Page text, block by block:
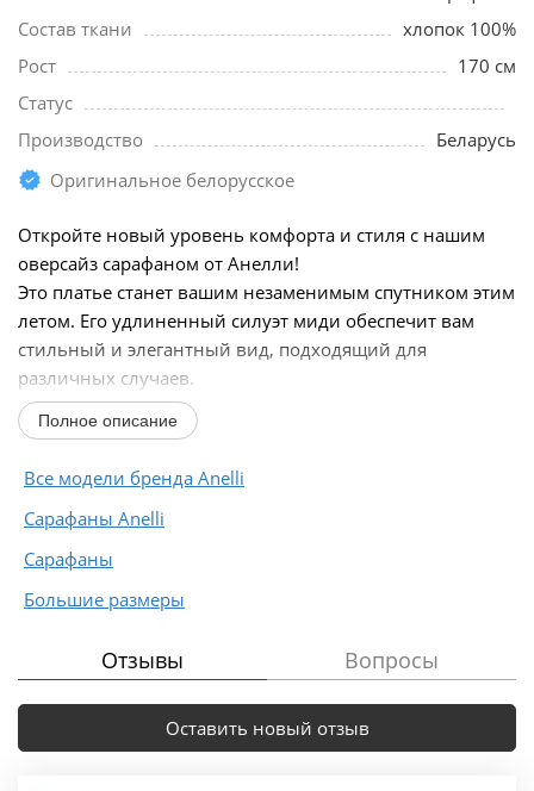
Состав ткани
хлопок 100%
Рост
170 см
Статус
Производство
Беларусь
Оригинальное белорусское
Откройте новый уровень комфорта и стиля с нашим
оверсайз сарафаном от Анелли!
Это платье станет вашим незаменимым спутником этим
летом. Его удлиненный силуэт миди обеспечит вам
стильный и элегантный вид, подходящий для
различных случаев.
Спущенная линия плеча создает модный акцент и
добавляет...
Полное описание
Все модели бренда Anelli
Сарафаны Anelli
Сарафаны
Большие размеры
Отзывы Вопросы
Оставить новый отзыв